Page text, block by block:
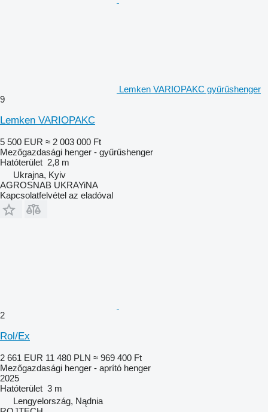
Lemken VARIOPAKC gyűrűshenger
9
Lemken VARIOPAKC
5 500 EUR ≈ 2 003 000 Ft
Mezőgazdasági henger - gyűrűshenger
Hatóterület 2,8 m
Ukrajna, Kyiv
AGROSNAB UKRAYiNA
Kapcsolatfelvétel az eladóval
2
Rol/Ex
2 661 EUR 11 480 PLN ≈ 969 400 Ft
Mezőgazdasági henger - aprító henger
2025
Hatóterület 3 m
Lengyelország, Nądnia